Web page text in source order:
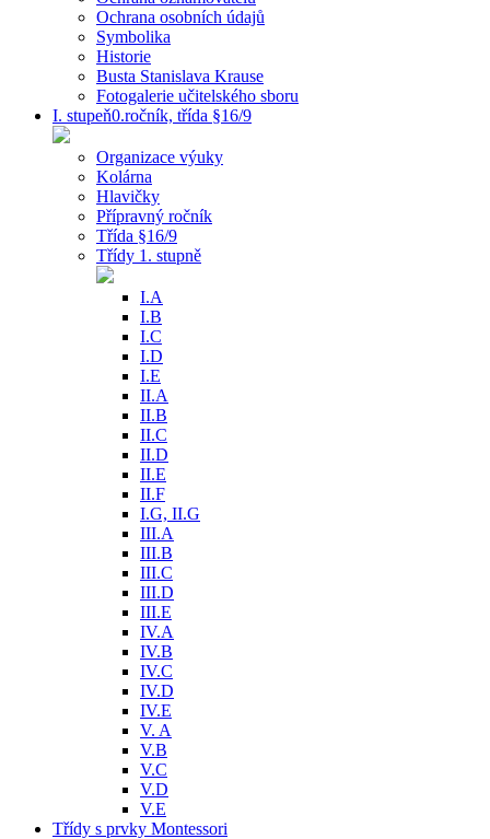
Ochrana osobních údajů
Symbolika
Historie
Busta Stanislava Krause
Fotogalerie učitelského sboru
I. stupeň0.ročník, třída §16/9
Organizace výuky
Kolárna
Hlavičky
Přípravný ročník
Třída §16/9
Třídy 1. stupně
I.A
I.B
I.C
I.D
I.E
II.A
II.B
II.C
II.D
II.E
II.F
I.G, II.G
III.A
III.B
III.C
III.D
III.E
IV.A
IV.B
IV.C
IV.D
IV.E
V. A
V.B
V.C
V.D
V.E
Třídy s prvky Montessori